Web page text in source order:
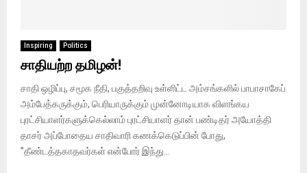
Inspiring Politics
சாதியற்ற தமிழன்!
சாதி ஒழிப்பு, சமூக நீதி, பகுத்தறிவு உள்ளிட்ட அம்சங்களில் பாபாசாகேப்
அம்பேத்கருக்கும், பெரியாருக்கும் முன்னோடியாக விளங்கய
புரட்சியாளர்களுக்கெல்லாம் புரட்சியாளர் தான் பண்டிதர் அயோத்தி
தாசர் அப்போதைய சாதிவாரி கணக்கெடுப்பின் போது,
”தீண்டத்தகாதவர்கள் என்போர் இந்து...